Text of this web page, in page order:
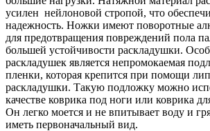
усилен нейлоновой стропой, что
надежность. Ножки имеют поворотные
для предотвращения повреждений пола
большей устойчивости раскладушки.
раскладушек является непромокаемая
пленки, которая крепится при помощи
раскладушки. Такую подложку можно
качестве коврика под ноги или коврика
Он легко моется и не впитывает воду и
иметь первоначальный вид.